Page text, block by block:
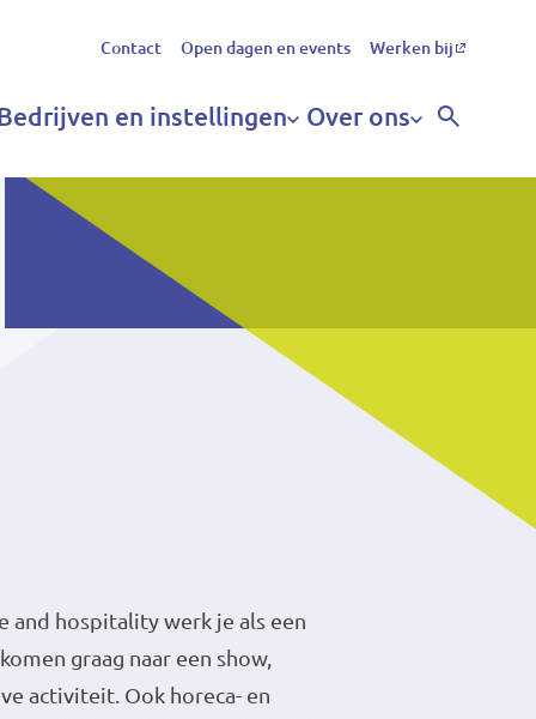
Secundair
menu
Contact Open dagen en events Werken bij
en instellingen Over ons
and hospitality werk je als een
graag naar een show,
activiteit. Ook horeca- en